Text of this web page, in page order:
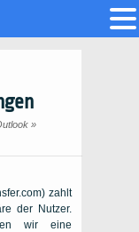
»
zahlt
der Nutzer.
wir eine